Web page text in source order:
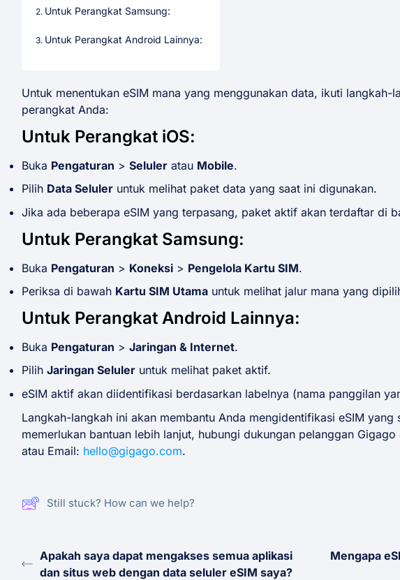
Untuk Perangkat Samsung:
Untuk Perangkat Android Lainnya:
Untuk menentukan eSIM mana yang menggunakan data, ikuti langkah-
perangkat Anda:
Untuk Perangkat iOS:
Buka Pengaturan >Seluler atau Mobile.
Pilih Data Seluler untuk melihat paket data yang saat ini digunakan.
Jika ada beberapa eSIM yang terpasang, paket aktif akan terdaftar di
Untuk Perangkat Samsung:
Buka Pengaturan > Koneksi > Pengelola Kartu SIM.
Periksa di bawah Kartu SIM Utama untuk melihat jalur mana yang
Untuk Perangkat Android Lainnya:
Buka Pengaturan >Jaringan & Internet.
PilihJaringan Seluler untuk melihat paket aktif.
eSIM aktif akan diidentifikasi berdasarkan labelnya (nama panggilan
Langkah-langkah ini akan membantu Anda mengidentifikasi eSIM
memerlukan bantuan lebih lanjut, hubungi dukungan pelanggan
atau Email: hello@gigago.com.
Still stuck? How can we help?
Apakah saya dapat mengakses semua aplikasi
dan situs web dengan data seluler eSIM saya?
Mengapa